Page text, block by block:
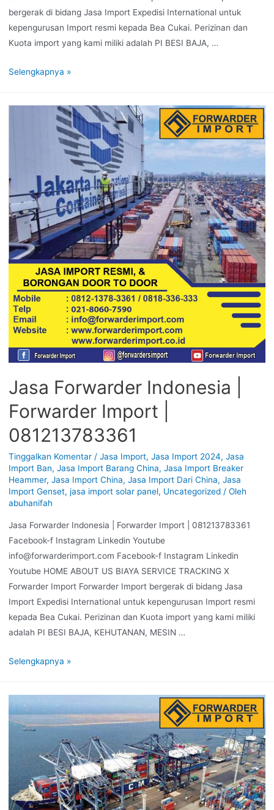
bergerak di bidang Jasa Import Expedisi International untuk
kepengurusan Import resmi kepada Bea Cukai. Perizinan dan
Kuota import yang kami miliki adalah PI BESI BAJA, …
Selengkapnya »
Jasa Forwarder Indonesia |
Forwarder Import |
081213783361
Tinggalkan Komentar / Jasa Import, Jasa Import 2024, Jasa
Import Ban, Jasa Import Barang China, Jasa Import Breaker
Heammer, Jasa Import China, Jasa Import Dari China, Jasa
Import Genset, jasa import solar panel, Uncategorized/ Oleh
abuhanifah
Jasa Forwarder Indonesia | Forwarder Import | 081213783361
Facebook-f Instagram Linkedin Youtube
info@forwarderimport.com Facebook-f Instagram Linkedin
Youtube HOME ABOUT US BIAYA SERVICE TRACKING X
Forwarder Import Forwarder Import bergerak di bidang Jasa
Import Expedisi International untuk kepengurusan Import resmi
kepada Bea Cukai. Perizinan dan Kuota import yang kami miliki
adalah PI BESI BAJA, KEHUTANAN, MESIN …
Selengkapnya »